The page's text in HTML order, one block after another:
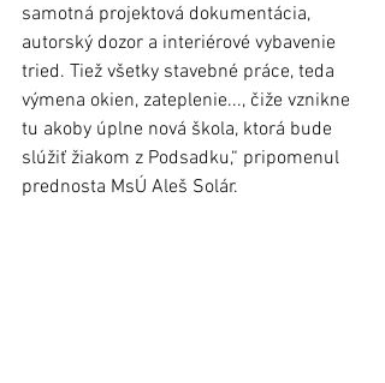
samotná projektová dokumentácia,
autorský dozor a interiérové vybavenie
tried. Tiež všetky stavebné práce, teda
výmena okien, zateplenie..., čiže vznikne
tu akoby úplne nová škola, ktorá bude
slúžiť žiakom z Podsadku,“ pripomenul
prednosta MsÚ Aleš Solár.